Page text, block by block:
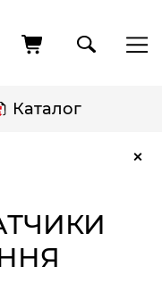
Каталог
×